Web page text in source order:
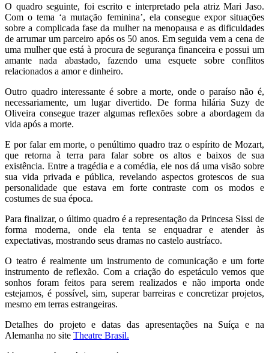
O quadro seguinte, foi escrito e interpretado pela atriz Mari Jaso.
Com o tema ‘a mutação feminina’, ela consegue expor situações
sobre a complicada fase da mulher na menopausa e as dificuldades
de arrumar um parceiro após os 50 anos. Em seguida vem a cena de
uma mulher que está à procura de segurança financeira e possui um
amante nada abastado, fazendo uma esquete sobre conflitos
relacionados a amor e dinheiro.
Outro quadro interessante é sobre a morte, onde o paraíso não é,
necessariamente, um lugar divertido. De forma hilária Suzy de
Oliveira consegue trazer algumas reflexões sobre a abordagem da
vida após a morte.
E por falar em morte, o penúltimo quadro traz o espírito de Mozart,
que retorna à terra para falar sobre os altos e baixos de sua
existência. Entre a tragédia e a comédia, ele nos dá uma visão sobre
sua vida privada e pública, revelando aspectos grotescos de sua
personalidade que estava em forte contraste com os modos e
costumes de sua época.
Para finalizar, o último quadro é a representação da Princesa Sissi de
forma moderna, onde ela tenta se enquadrar e atender às
expectativas, mostrando seus dramas no castelo austríaco.
O teatro é realmente um instrumento de comunicação e um forte
instrumento de reflexão. Com a criação do espetáculo vemos que
sonhos foram feitos para serem realizados e não importa onde
estejamos, é possível, sim, superar barreiras e concretizar projetos,
mesmo em terras estrangeiras.
Detalhes do projeto e datas das apresentações na Suíça e na
Alemanha no site Theatre Brasil.